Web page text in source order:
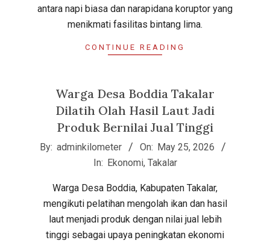
antara napi biasa dan narapidana koruptor yang
menikmati fasilitas bintang lima.
CONTINUE READING
Warga Desa Boddia Takalar
Dilatih Olah Hasil Laut Jadi
Produk Bernilai Jual Tinggi
2026-
By: adminkilometer On: May 25, 2026
In: Ekonomi, Takalar
Warga Desa Boddia, Kabupaten Takalar,
mengikuti pelatihan mengolah ikan dan hasil
laut menjadi produk dengan nilai jual lebih
tinggi sebagai upaya peningkatan ekonomi